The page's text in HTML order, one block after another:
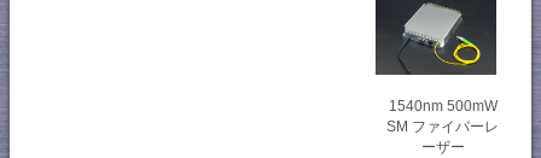
1540nm 500mW
SM ファイバーレ
ーザー